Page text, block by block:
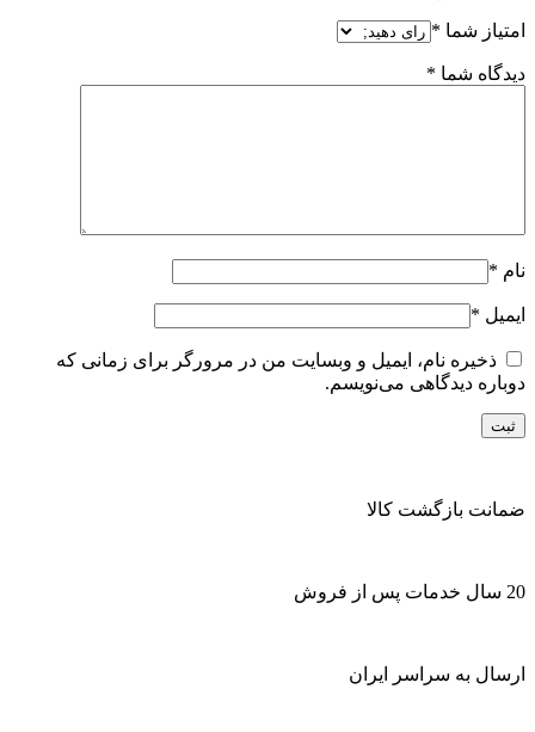
امتیاز شما *
دیدگاه شما *
نام *
ایمیل *
ذخیره نام، ایمیل و وبسایت من در مرورگر برای زمانی که
دوباره دیدگاهی می‌نویسم.
ضمانت بازگشت کالا
20 سال خدمات پس از فروش
ارسال به سراسر ایران